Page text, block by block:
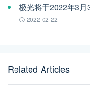
2022-02-22
Related Articles